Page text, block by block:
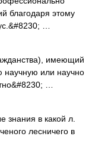
благодаря этому
…
имеющий
научную или научно
…
в какой л.
лесничего в